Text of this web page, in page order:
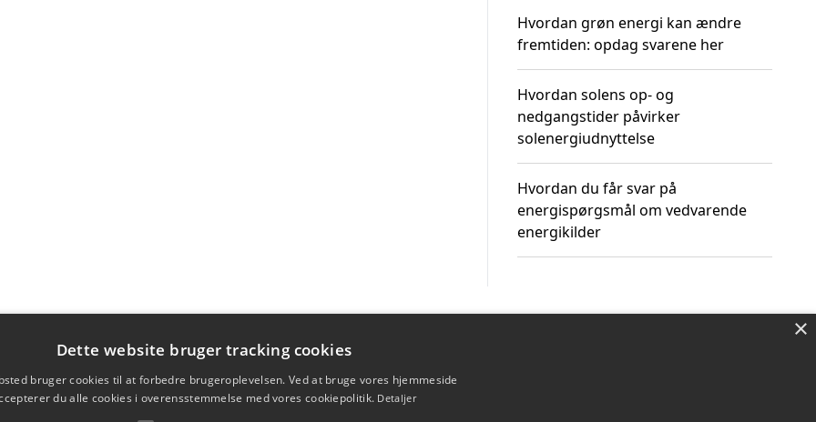
Hvordan grøn energi kan ændre
fremtiden: opdag svarene her
Hvordan solens op- og
nedgangstider påvirker
solenergiudnyttelse
Hvordan du får svar på
energispørgsmål om vedvarende
energikilder
×
Dette website bruger tracking cookies
bruger cookies til at forbedre brugeroplevelsen. Ved at bruge vores hjemmeside
du alle cookies i overensstemmelse med vores cookiepolitik. Detaljer